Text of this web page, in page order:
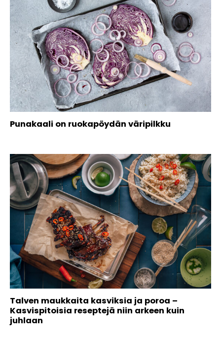
Punakaali on ruokapöydän väripilkku
Talven maukkaita kasviksia ja poroa –
Kasvispitoisia reseptejä niin arkeen kuin
juhlaan